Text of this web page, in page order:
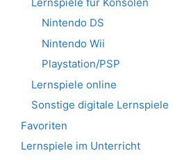
Nintendo DS
Nintendo Wii
Playstation/PSP
Lernspiele online
Sonstige digitale Lernspiele
Favoriten
Lernspiele im Unterricht